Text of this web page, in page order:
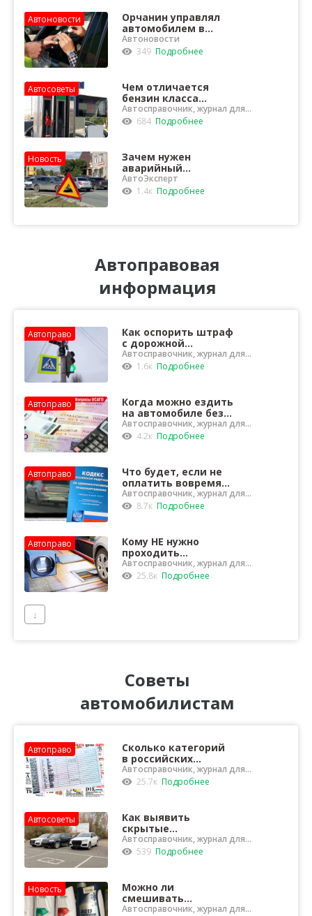
Автоновости
Орчанин управлял
автомобилем в
состоянии
опьянения и
Автоновости
349 Подробнее
Автосоветы
Чем отличается
бензин класса
"Евро-5" от "Евро-3"?
Автосправочник, журнал для
водителей
684 Подробнее
Новость
Зачем нужен
аварийный
комиссар?
АвтоЭксперт
1.4к Подробнее
Автоправовая
информация
Автоправо
Как оспорить штраф
с дорожной
камеры?
Автосправочник, журнал для
водителей
1.6к Подробнее
Автоправо
Когда можно ездить
на автомобиле без
полиса ОСАГО?
Автосправочник, журнал для
водителей
4.2к Подробнее
Автоправо
Что будет, если не
оплатить вовремя
штраф за
нарушение ПДД?
Автосправочник, журнал для
водителей
8.7к Подробнее
Автоправо
Кому НЕ нужно
проходить
техосмотр?
Автосправочник, журнал для
водителей
25.8к Подробнее
↓
Советы
автомобилистам
Автоправо
Сколько категорий
в российских
правах?
Автосправочник, журнал для
водителей
25.7к Подробнее
Автосоветы
Как выявить
скрытые
недостатки при
покупке машины с
Автосправочник, журнал для
водителей
539 Подробнее
Новость
Можно ли
смешивать
антифризы разного
Автосправочник, журнал для